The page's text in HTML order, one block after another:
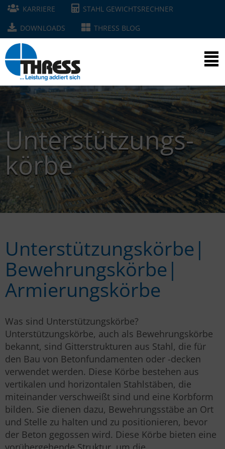
KARRIERE
STAHL GEWICHTSRECHNER
DOWNLOADS
THRESS BLOG
Unter­­stützungs­
körbe
Unterstützungs­körbe|
Bewehrungs­körbe|
Armierungs­körbe
Was sind Unterstützungskörbe?
Unterstützungskörbe, auch als Bewehrungskörbe
bekannt, sind Gitterstrukturen aus Stahl, die für
den Bau von Betonfundamenten oder -decken
verwendet werden. Diese Körbe bestehen aus
vertikalen und horizontalen Stahlstäben, die
miteinander verschweißt sind und eine Korbform
bilden. Sie dienen dazu, Bewehrungsstäbe an Ort
und Stelle zu halten und zu positionieren, bevor
der Beton gegossen wird. Diese Körbe bieten eine